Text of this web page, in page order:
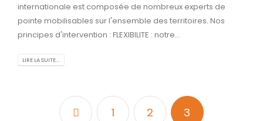
internationale est composée de nombreux experts de
pointe mobilisables sur l'ensemble des territoires. Nos
principes d'intervention : FLEXIBILITE : notre...
LIRE LA SUITE...
1 2 3